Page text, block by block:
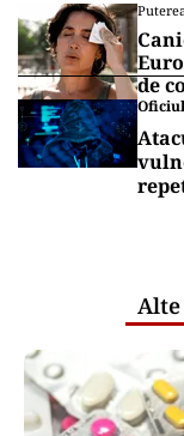
de